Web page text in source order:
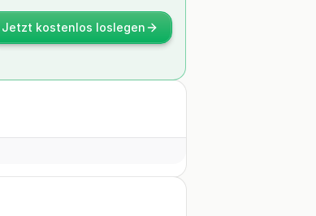
Jetzt kostenlos loslegen